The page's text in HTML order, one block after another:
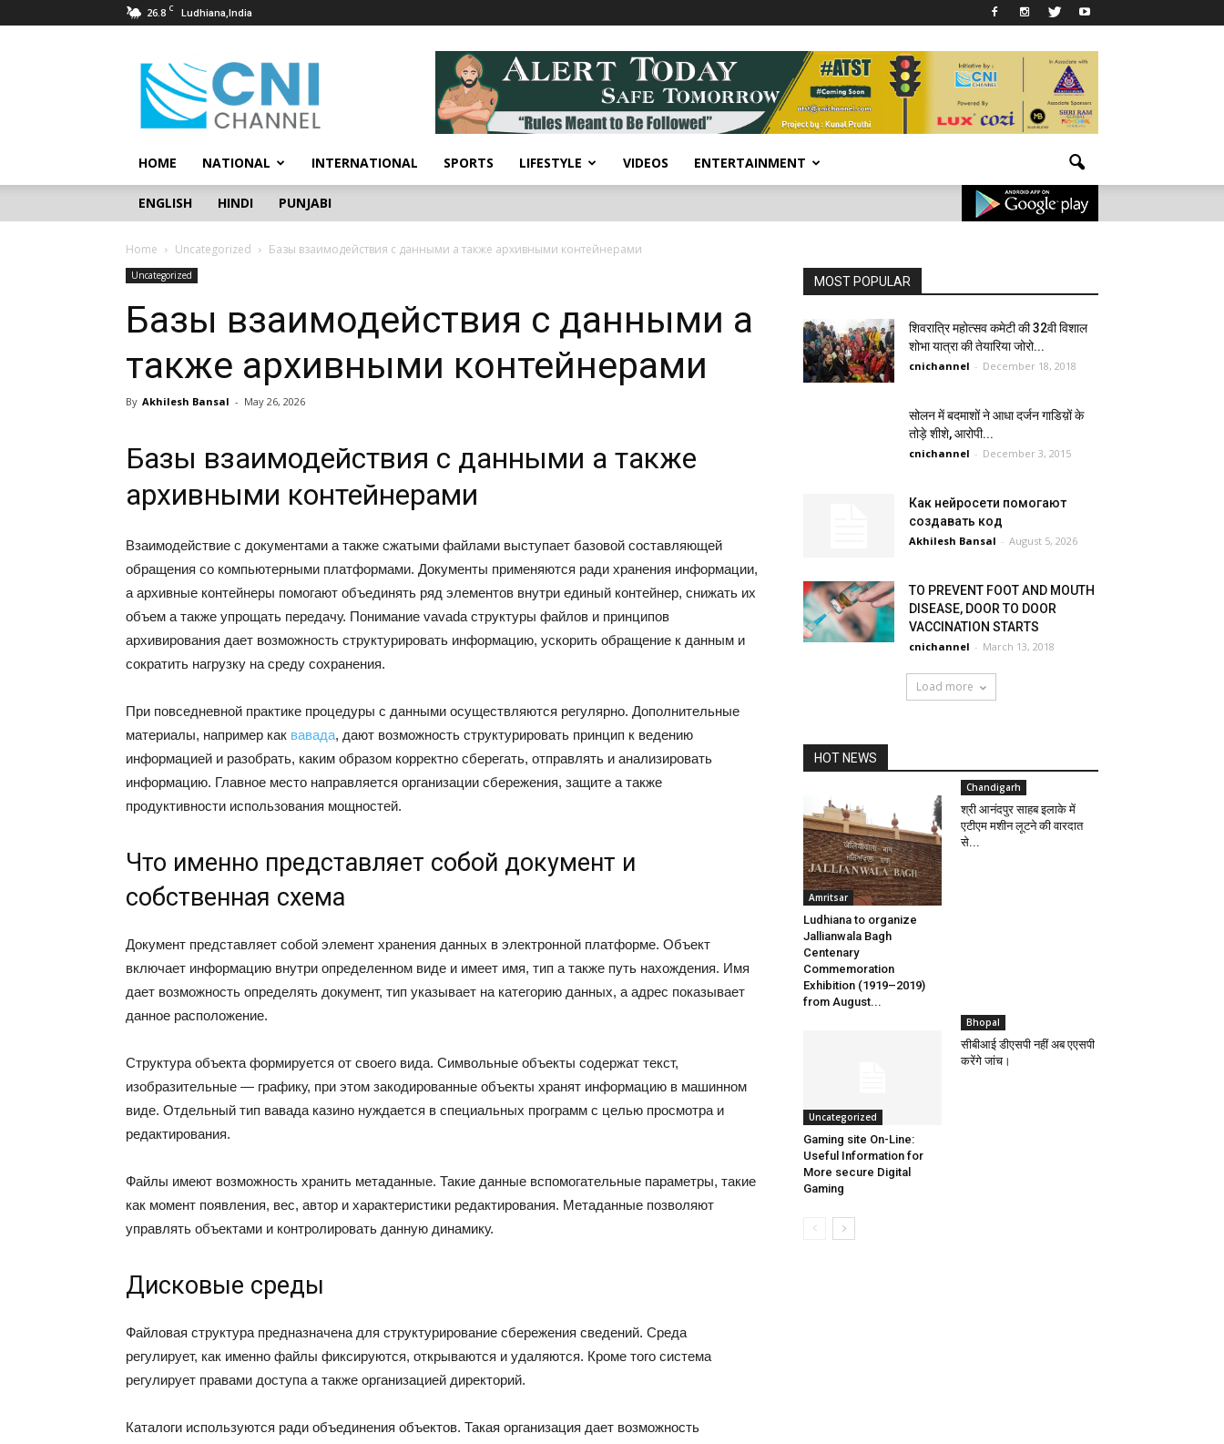
26.8 C Ludhiana,India
CNI
Channel
HOME NATIONAL INTERNATIONAL SPORTS LIFESTYLE VIDEOS ENTERTAINMENT
ENGLISH HINDI PUNJABI
Home Uncategorized Базы взаимодействия с данными а также архивными контейнерами
Uncategorized
Базы взаимодействия с данными а
также архивными контейнерами
By Akhilesh Bansal - May 26, 2026
Базы взаимодействия с данными а также
архивными контейнерами
Взаимодействие с документами а также сжатыми файлами выступает базовой составляющей
обращения со компьютерными платформами. Документы применяются ради хранения информации,
а архивные контейнеры помогают объединять ряд элементов внутри единый контейнер, снижать их
объем а также упрощать передачу. Понимание vavada структуры файлов и принципов
архивирования дает возможность структурировать информацию, ускорить обращение к данным и
сократить нагрузку на среду сохранения.
При повседневной практике процедуры с данными осуществляются регулярно. Дополнительные
материалы, например как вавада, дают возможность структурировать принцип к ведению
информацией и разобрать, каким образом корректно сберегать, отправлять и анализировать
информацию. Главное место направляется организации сбережения, защите а также
продуктивности использования мощностей.
Что именно представляет собой документ и
собственная схема
Документ представляет собой элемент хранения данных в электронной платформе. Объект
включает информацию внутри определенном виде и имеет имя, тип а также путь нахождения. Имя
дает возможность определять документ, тип указывает на категорию данных, а адрес показывает
данное расположение.
Структура объекта формируется от своего вида. Символьные объекты содержат текст,
изобразительные — графику, при этом закодированные объекты хранят информацию в машинном
виде. Отдельный тип вавада казино нуждается в специальных программ с целью просмотра и
редактирования.
Файлы имеют возможность хранить метаданные. Такие данные вспомогательные параметры, такие
как момент появления, вес, автор и характеристики редактирования. Метаданные позволяют
управлять объектами и контролировать данную динамику.
Дисковые среды
Файловая структура предназначена для структурирование сбережения сведений. Среда
регулирует, как именно файлы фиксируются, открываются и удаляются. Кроме того система
регулирует правами доступа а также организацией директорий.
Каталоги используются ради объединения объектов. Такая организация дает возможность
MOST POPULAR
शिवरात्रि महोत्सव कमेटी की 32वी विशाल
शोभा यात्रा की तेयारिया जोरो...
cnichannel - December 18, 2018
सोलन में बदमाशों ने आधा दर्जन गाडिय़ों के
तोड़े शीशे, आरोपी...
cnichannel - December 3, 2015
Как нейросети помогают
создавать код
Akhilesh Bansal - August 5, 2026
TO PREVENT FOOT AND MOUTH
DISEASE, DOOR TO DOOR
VACCINATION STARTS
cnichannel - March 13, 2018
Load more
HOT NEWS
Amritsar
Ludhiana to organize
Jallianwala Bagh
Centenary
Commemoration
Exhibition (1919–2019)
from August...
Chandigarh
श्री आनंदपुर साहब इलाके में
एटीएम मशीन लूटने की वारदात
से...
Uncategorized
Gaming site On-Line:
Useful Information for
More secure Digital
Gaming
Bhopal
सीबीआई डीएसपी नहीं अब एएसपी
करेंगे जांच।